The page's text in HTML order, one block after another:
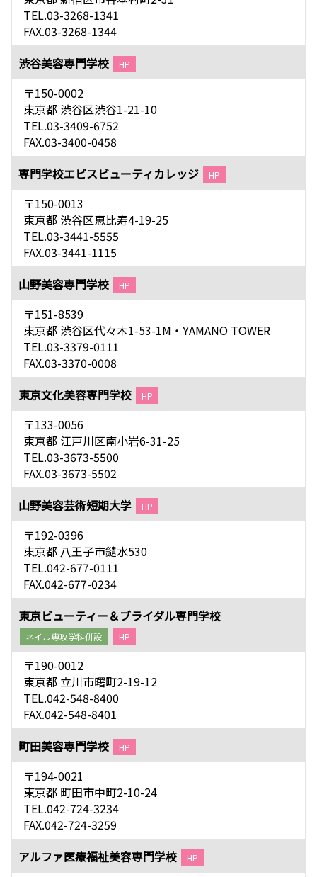
TEL.03-3268-1341
FAX.03-3268-1344
渋谷美容専門学校
HP
〒150-0002
東京都 渋谷区渋谷1-21-10
TEL.03-3409-6752
FAX.03-3400-0458
専門学校エビスビューティカレッジ
HP
〒150-0013
東京都 渋谷区恵比寿4-19-25
TEL.03-3441-5555
FAX.03-3441-1115
山野美容専門学校
HP
〒151-8539
東京都 渋谷区代々木1-53-1M・YAMANO TOWER
TEL.03-3379-0111
FAX.03-3370-0008
東京文化美容専門学校
HP
〒133-0056
東京都 江戸川区南小岩6-31-25
TEL.03-3673-5500
FAX.03-3673-5502
山野美容芸術短期大学
HP
〒192-0396
東京都 八王子市鑓水530
TEL.042-677-0111
FAX.042-677-0234
東京ビューティー＆ブライダル専門学校
ネイル専攻学科併設 HP
〒190-0012
東京都 立川市曙町2-19-12
TEL.042-548-8400
FAX.042-548-8401
町田美容専門学校
HP
〒194-0021
東京都 町田市中町2-10-24
TEL.042-724-3234
FAX.042-724-3259
アルファ医療福祉美容専門学校
HP